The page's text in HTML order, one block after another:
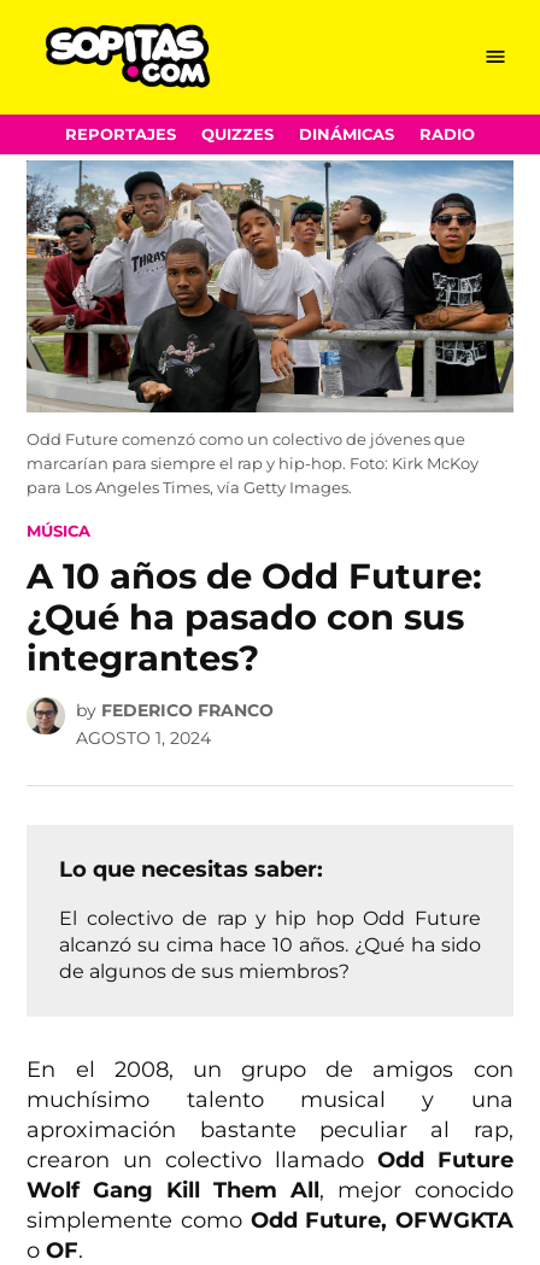
Skip
to
content
Menu
REPORTAJES QUIZZES DINÁMICAS RADIO
Odd Future comenzó como un colectivo de jóvenes que
marcarían para siempre el rap y hip-hop. Foto: Kirk McKoy
para Los Angeles Times, vía Getty Images.
POSTED
MÚSICA
A 10 años de Odd Future:
¿Qué ha pasado con sus
integrantes?
by FEDERICO FRANCO
AGOSTO 1, 2024
Lo que necesitas saber:
El colectivo de rap y hip hop Odd Future
alcanzó su cima hace 10 años. ¿Qué ha sido
de algunos de sus miembros?
En el 2008, un grupo de amigos con
muchísimo talento musical y una
aproximación bastante peculiar al rap,
crearon un colectivo llamado Odd Future
Wolf Gang Kill Them All, mejor conocido
simplemente como Odd Future, OFWGKTA
oOF.